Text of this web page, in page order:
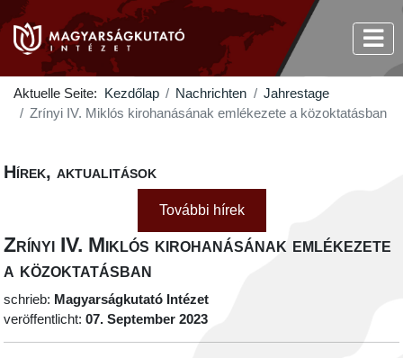
Aktuelle Seite: Kezdőlap Nachrichten
Jahrestage
Zrínyi IV. Miklós kirohanásának emlékezete a közoktatásban
Hírek, aktualitások
További hírek
Zrínyi IV. Miklós kirohanásának emlékezete
a közoktatásban
schrieb: Magyarságkutató Intézet
veröffentlicht:07. September 2023